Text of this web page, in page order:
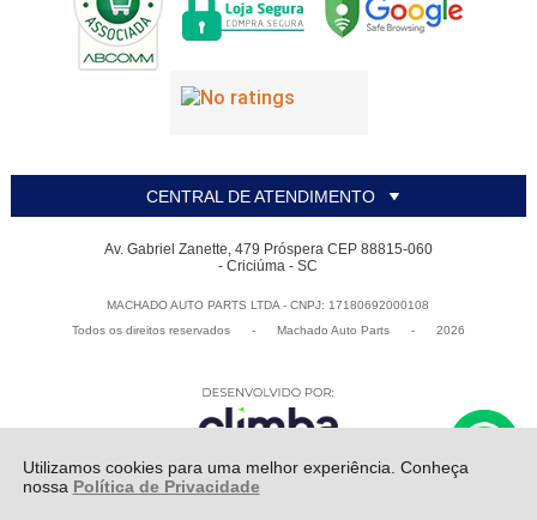
Utilizamos cookies para uma melhor experiência. Conheça
nossa Política de Privacidade
CENTRAL DE ATENDIMENTO
Av. Gabriel Zanette, 479 Próspera CEP 88815-060
- Criciúma - SC
MACHADO AUTO PARTS LTDA - CNPJ: 17180692000108
Todos os direitos reservados
- Machado Auto Parts - 2026